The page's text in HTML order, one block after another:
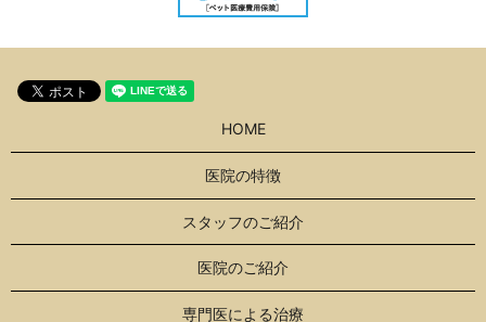
HOME
医院の特徴
スタッフのご紹介
医院のご紹介
専門医による治療